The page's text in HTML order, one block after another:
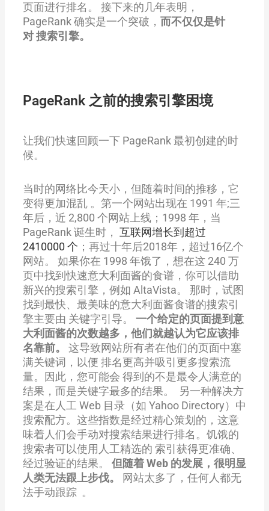
页面进行排名。 接下来的几年表明，
PageRank 确实是一个突破， 而不仅仅是针
对搜索引擎。
PageRank 之前的搜索引擎困境
让我们快速回顾一下 PageRank 最初创建的时
候。
当时的网络比今天小，但随着时间的推移，它
变得更加混乱 。第一个网站出现在 1991 年;三
年后，近 2,800 个网站上线；1998 年，当
PageRank 诞生时， 互联网增长到超过
2410000 个 ；再过十年后2018年，超过16亿个
网站。 如果你在 1998 年饿了，想在这 240 万
页中找到快速意大利面酱的食谱，你可以借助
新兴的搜索引擎，例如 AltaVista。 那时，试图
找到最快、最美味的意大利面酱食谱的搜索引
擎主要由 关键字引导。 一个给定的页面提到意
大利面酱的次数越多，他们就越认为它应该排
名靠前。
这导致网站所有者在他们的页面中塞
满关键词，以便 排名更高并吸引更多搜索流
量。因此，您可能会 得到的不是最令人满意的
结果，而是关键字最多的结果。 另一种解决方
案是在人工 Web 目录（如 Yahoo Directory）中
搜索配方。这些指数是经过精心策划的，这意
味着人们会手动对搜索结果进行排名。饥饿的
搜索者可以使用人工精选的 索引获得更准确、
经过验证的结果。 但随着 Web 的发展，很明显
人类无法跟上步伐。
网站太多了，任何人都无
法手动跟踪 。